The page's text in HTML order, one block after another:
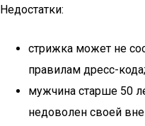
Недостатки:
стрижка может не
правилам дресс-кода;
мужчина старше 50
недоволен своей